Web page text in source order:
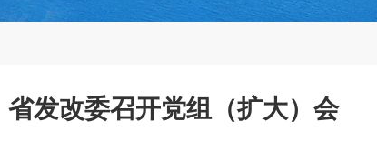
省发改委召开党组（扩大）会